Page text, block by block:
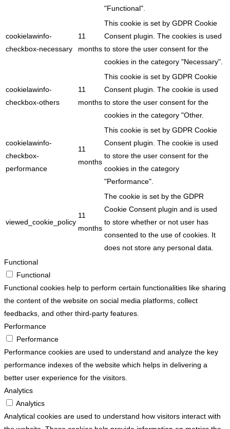
"Functional".
cookielawinfo-
checkbox-necessary
11
months
This cookie is set by GDPR Cookie
Consent plugin. The cookies is used
to store the user consent for the
cookies in the category "Necessary".
cookielawinfo-
checkbox-others
11
months
This cookie is set by GDPR Cookie
Consent plugin. The cookie is used
to store the user consent for the
cookies in the category "Other.
cookielawinfo-
checkbox-
performance
11
months
This cookie is set by GDPR Cookie
Consent plugin. The cookie is used
to store the user consent for the
cookies in the category
"Performance".
viewed_cookie_policy
11
months
The cookie is set by the GDPR
Cookie Consent plugin and is used
to store whether or not user has
consented to the use of cookies. It
does not store any personal data.
Functional
Functional
Functional cookies help to perform certain functionalities like sharing
the content of the website on social media platforms, collect
feedbacks, and other third-party features.
Performance
Performance
Performance cookies are used to understand and analyze the key
performance indexes of the website which helps in delivering a
better user experience for the visitors.
Analytics
Analytics
Analytical cookies are used to understand how visitors interact with